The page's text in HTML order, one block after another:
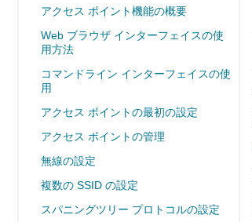
アクセス ポイント機能の概要
Web ブラウザ インターフェイスの使
用方法
コマンドライン インターフェイスの使
用
アクセス ポイントの最初の設定
アクセス ポイントの管理
無線の設定
複数の SSID の設定
スパニングツリー プロトコルの設定